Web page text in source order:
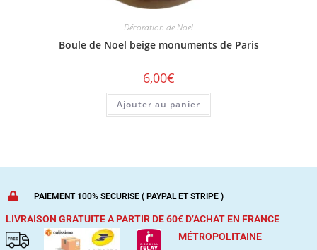
Décoration de Noel
Boule de Noel beige monuments de Paris
6,00€
Ajouter au panier
PAIEMENT 100% SECURISE ( PAYPAL ET STRIPE )
LIVRAISON GRATUITE A PARTIR DE 60€ D’ACHAT EN FRANCE
MÉTROPOLITAINE